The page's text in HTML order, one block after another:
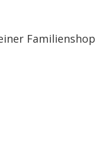
Familienshop